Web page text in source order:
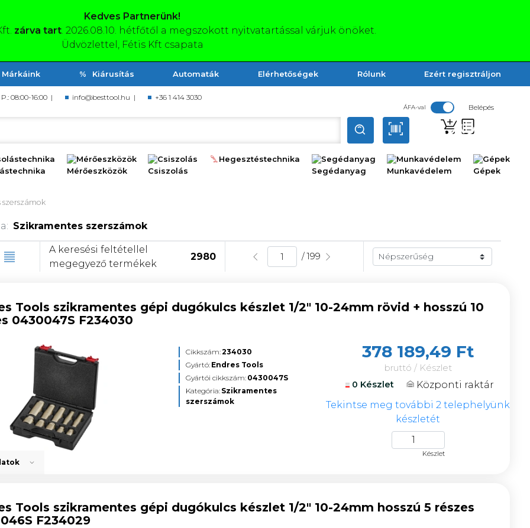
Kedves Partnerünk!
zárva tart. 2026.08.10. hétfőtől a megszokott nyitvatartással várjuk önöket.
Üdvözlettel, Fétis Kft csapata
Márkáink Kiárusítás Automaták Elérhetőségek Rólunk Ezért regisztráljon
P.: 08:00-16:00 | info@besttool.hu | +36 1 414 3030
ÁFA-val Belépés
Mérőeszközök Csiszolás Hegesztéstechnika Segédanyag Munkavédelem Gépek
Szikramentes szerszámok
A keresési feltétellel
megegyező termékek
2980 / 199
Tools szikramentes gépi dugókulcs készlet 1/2" 10-24mm rövid + hosszú 10
0430047S F234030
Cikkszám:234030
Gyártó: Endres Tools
Gyártói cikkszám: 0430047S
Kategória: Szikramentes
szerszámok
378 189,49 Ft
bruttó / Készlet
0 Készlet
Központi raktár
Tekintse meg további 2 telephelyünk
készletét
Készlet
Tools szikramentes gépi dugókulcs készlet 1/2" 10-24mm hosszú 5 részes
F234029